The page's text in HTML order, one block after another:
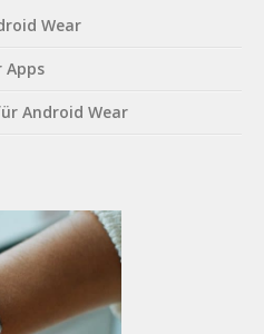
Wear
Apps
Android Wear